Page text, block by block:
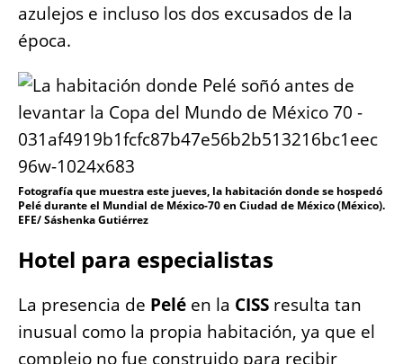
azulejos e incluso los dos excusados de la
época.
Fotografía que muestra este jueves, la habitación donde se hospedó
Pelé durante el Mundial de México-70 en Ciudad de México (México).
EFE/ Sáshenka Gutiérrez
Hotel para especialistas
La presencia de Pelé en la CISS resulta tan
inusual como la propia habitación, ya que el
complejo no fue construido para recibir